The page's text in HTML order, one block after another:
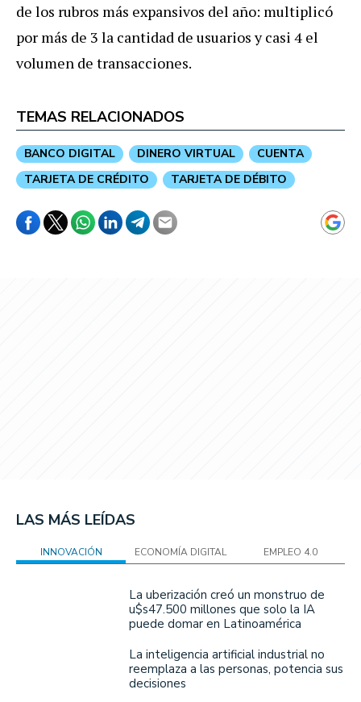
de los rubros más expansivos del año: multiplicó
por más de 3 la cantidad de usuarios y casi 4 el
volumen de transacciones.
TEMAS RELACIONADOS
BANCO DIGITAL DINERO VIRTUAL
CUENTA
TARJETA DE CRÉDITO
TARJETA DE DÉBITO
LAS MÁS LEÍDAS
INNOVACIÓN ECONOMÍA DIGITAL EMPLEO 4.0
La uberización creó un monstruo de
u$s47.500 millones que solo la IA
puede domar en Latinoamérica
La inteligencia artificial industrial no
reemplaza a las personas, potencia sus
decisiones